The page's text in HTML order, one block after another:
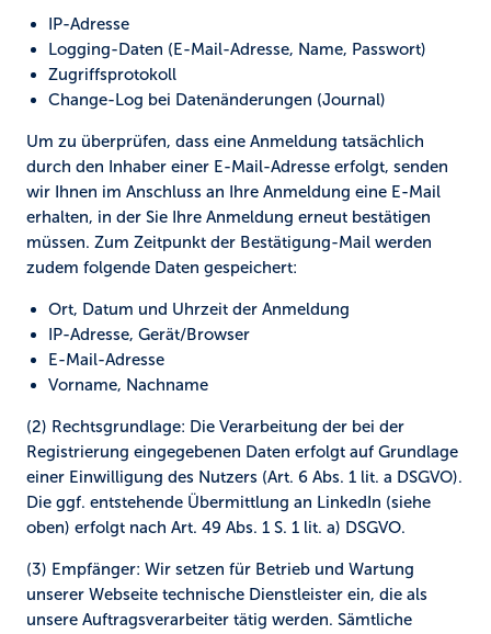
IP-Adresse
Logging-Daten (E-Mail-Adresse, Name, Passwort)
Zugriffsprotokoll
Change-Log bei Datenänderungen (Journal)
Um zu überprüfen, dass eine Anmeldung tatsächlich
durch den Inhaber einer E-Mail-Adresse erfolgt, senden
wir Ihnen im Anschluss an Ihre Anmeldung eine E-Mail
erhalten, in der Sie Ihre Anmeldung erneut bestätigen
müssen. Zum Zeitpunkt der Bestätigung-Mail werden
zudem folgende Daten gespeichert:
Ort, Datum und Uhrzeit der Anmeldung
IP-Adresse, Gerät/Browser
E-Mail-Adresse
Vorname, Nachname
(2) Rechtsgrundlage: Die Verarbeitung der bei der
Registrierung eingegebenen Daten erfolgt auf Grundlage
einer Einwilligung des Nutzers (Art. 6 Abs. 1 lit. a DSGVO).
Die ggf. entstehende Übermittlung an LinkedIn (siehe
oben) erfolgt nach Art. 49 Abs. 1 S. 1 lit. a) DSGVO.
(3) Empfänger: Wir setzen für Betrieb und Wartung
unserer Webseite technische Dienstleister ein, die als
unsere Auftragsverarbeiter tätig werden. Sämtliche